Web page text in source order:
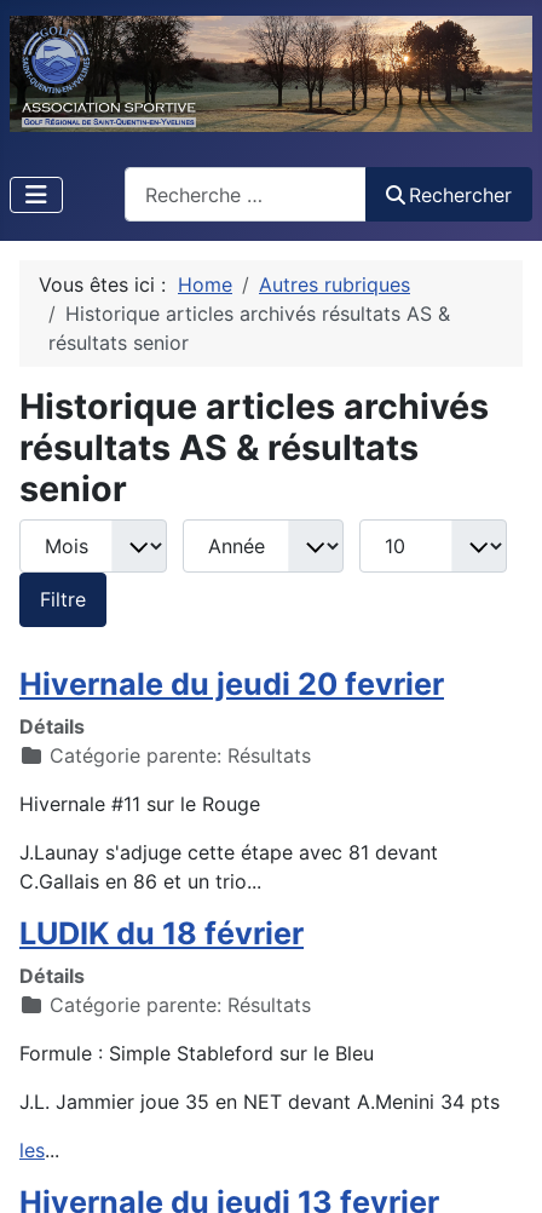
Rechercher
Vous êtes ici : Home
Autres rubriques
Historique articles archivés résultats AS &
résultats senior
Historique articles archivés
résultats AS & résultats
senior
Filtres de recherche
Mois Année Afficher #
Filtre
Hivernale du jeudi 20 fevrier
Détails
Catégorie parente: Résultats
Hivernale #11 sur le Rouge
J.Launay s'adjuge cette étape avec 81 devant
C.Gallais en 86 et un trio...
LUDIK du 18 février
Détails
Catégorie parente: Résultats
Formule : Simple Stableford sur le Bleu
J.L. Jammier joue 35 en NET devant A.Menini 34 pts
les...
Hivernale du jeudi 13 fevrier